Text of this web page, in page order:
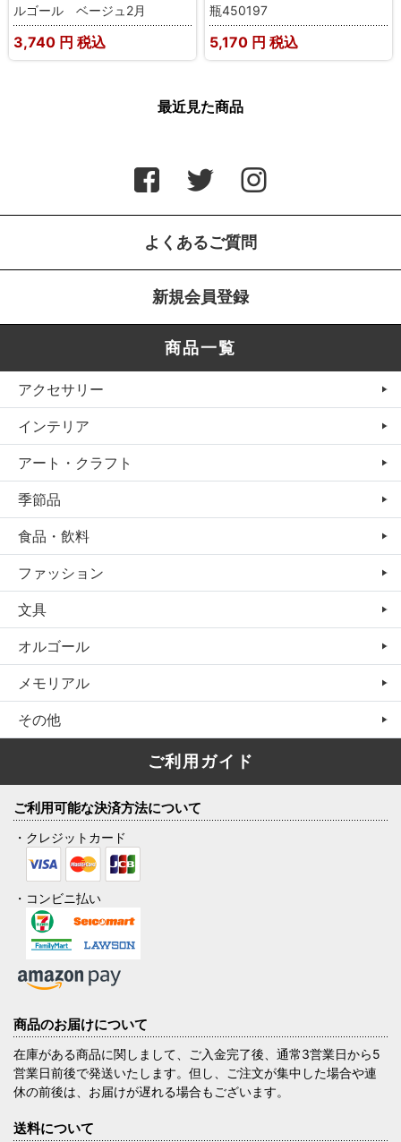
ルゴール ベージュ2月
3,740 円 税込
瓶450197
5,170 円 税込
最近見た商品
よくあるご質問
新規会員登録
商品一覧
アクセサリー
インテリア
アート・クラフト
季節品
食品・飲料
ファッション
文具
オルゴール
メモリアル
その他
ご利用ガイド
ご利用可能な決済方法について
・クレジットカード
・コンビニ払い
商品のお届けについて
在庫がある商品に関しまして、ご入金完了後、通常3営業日から5
営業日前後で発送いたします。但し、ご注文が集中した場合や連
休の前後は、お届けが遅れる場合もございます。
送料について